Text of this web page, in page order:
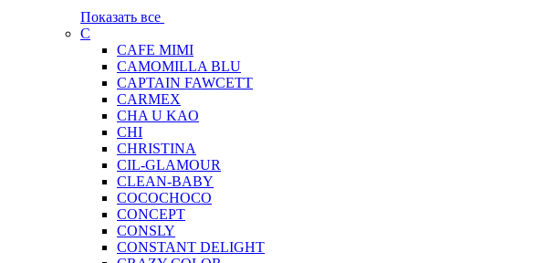
Показать все
C
CAFE MIMI
CAMOMILLA BLU
CAPTAIN FAWCETT
CARMEX
CHA U KAO
CHI
CHRISTINA
CIL-GLAMOUR
CLEAN-BABY
COCOCHOCO
CONCEPT
CONSLY
CONSTANT DELIGHT